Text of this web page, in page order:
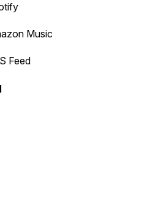
or backward.
Music
Feed